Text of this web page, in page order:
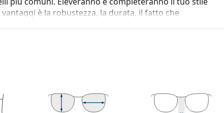
è la robustezza, la durata, il fatto che
potenza ottica.
originale. Il colore della custodia e il suo design possono
la cura degli occhiali da vista. Alcuni modelli possono
con un panno.